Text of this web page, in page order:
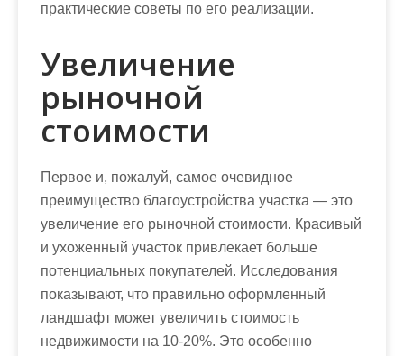
практические советы по его реализации.
Увеличение
рыночной
стоимости
Первое и, пожалуй, самое очевидное
преимущество благоустройства участка — это
увеличение его рыночной стоимости. Красивый
и ухоженный участок привлекает больше
потенциальных покупателей. Исследования
показывают, что правильно оформленный
ландшафт может увеличить стоимость
недвижимости на 10-20%. Это особенно